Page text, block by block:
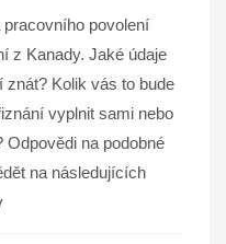
povolení
z Kanady. Jaké údaje
Kolik vás to bude
vyplnit sami nebo
na podobné
na následujících